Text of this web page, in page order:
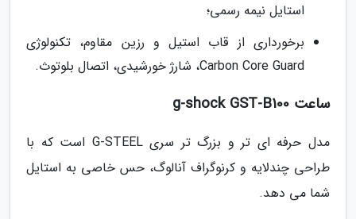
استایل نیمه رسمی؛
برخورداری از قاب استیل و رزین مقاوم، تکنولوژی
Carbon Core Guard، شارژ خورشیدی، اتصال بلوتوث.
ساعت g-shock GST-B100
مدل حرفه ای تر و بزرگ تر سری G-STEEL است که با
طراحی چندلایه و کرنوگراف آنالوگ، حس خاصی به استایل
شما می دهد.